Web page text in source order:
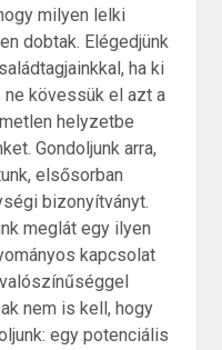
milyen lelki
dobtak. Elégedjünk
ha ki
ne kövessük el azt a
helyzetbe
Gondoljunk arra,
elsősorban
bizonyítványt.
meglát egy ilyen
kapcsolat
nem is kell, hogy
egy potenciális